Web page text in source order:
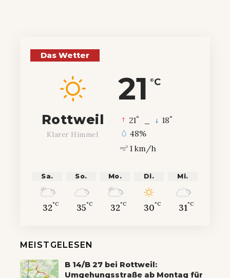
Das Wetter
21 °C
Rottweil
Klarer Himmel
21° 18°
48%
1 km/h
Sa.
32°C
So.
35°C
Mo.
32°C
Di.
30°C
Mi.
31°C
MEISTGELESEN
B 14/B 27 bei Rottweil:
Umgehungsstraße ab Montag für